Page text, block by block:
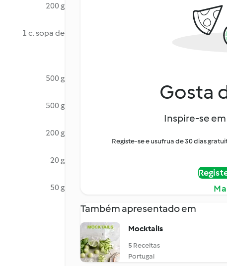
200 g
1 c. sopa de
500 g
500 g
200 g
20 g
50 g
Gosta
Inspire-se em
Registe-se e usufrua de 30 dias
Também apresentado em
Mocktails
5 Receitas
Portugal